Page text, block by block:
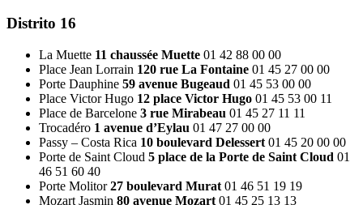
Distrito 16
La Muette 11 chaussée Muette 01 42 88 00 00
Place Jean Lorrain 120 rue La Fontaine 01 45 27 00 00
Porte Dauphine 59 avenue Bugeaud 01 45 53 00 00
Place Victor Hugo 12 place Victor Hugo 01 45 53 00 11
Place de Barcelone 3 rue Mirabeau 01 45 27 11 11
Trocadéro 1 avenue d’Eylau 01 47 27 00 00
Passy – Costa Rica 10 boulevard Delessert 01 45 20 00 00
Porte de Saint Cloud 5 place de la Porte de Saint Cloud 01
46 51 60 40
Porte Molitor27 boulevard Murat 01 46 51 19 19
Mozart Jasmin 80 avenue Mozart 01 45 25 13 13